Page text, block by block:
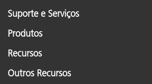
Suporte e Serviços
Produtos
Recursos
Outros Recursos